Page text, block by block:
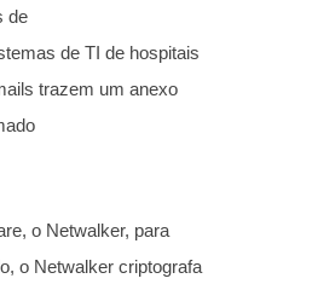
de
de TI de hospitais
trazem um anexo
o Netwalker, para
o Netwalker criptografa